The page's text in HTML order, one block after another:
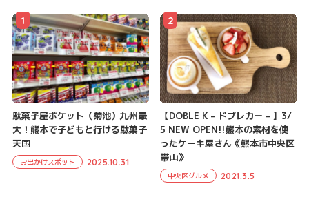
駄菓子屋ポケット（菊池）九州最
大！熊本で子どもと行ける駄菓子
天国
お出かけスポット 2025.10.31
1
【DOBLE K – ドブレカー – 】3/
5 NEW OPEN!!熊本の素材を使
ったケーキ屋さん《熊本市中央区
帯山》
中央区グルメ 2021.3.5
2